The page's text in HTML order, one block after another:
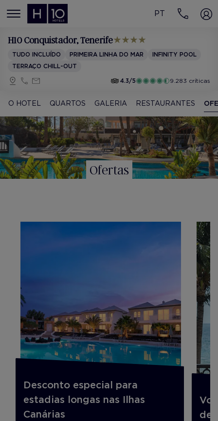
MENÚ
PT
H10 Conquistador, Tenerife
TUDO INCLUÍDO PRIMEIRA LINHA DO MAR
INFINITY POOL
TERRAÇO CHILL-OUT
4.3/5
9.283 críticas
O HOTEL QUARTOS GALERIA RESTAURANTES
Ofertas
Desconto especial para
estadias longas nas Ilhas
Canárias